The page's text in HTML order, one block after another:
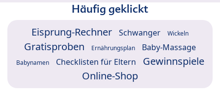
Häufig geklickt
Eisprung-Rechner Schwanger Wickeln
Gratisproben Ernährungsplan Baby-Massage
Babynamen Checklisten für Eltern
Gewinnspiele
Online-Shop